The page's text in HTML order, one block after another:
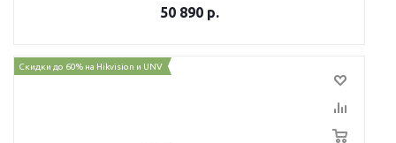
50 890 р.
Скидки до 60% на Hikvision и UNV